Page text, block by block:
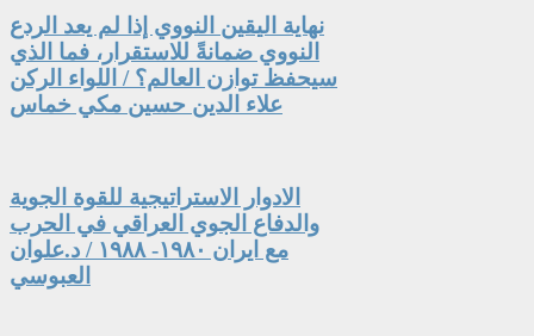
نهاية اليقين النووي إذا لم يعد الردع
النووي ضمانةً للاستقرار، فما الذي
سيحفظ توازن العالم؟ / اللواء الركن
علاء الدين حسين مكي خماس
الادوار الاستراتيجية للقوة الجوية
والدفاع الجوي العراقي في الحرب
مع ايران ١٩٨٠- ١٩٨٨ / د.علوان
العبوسي